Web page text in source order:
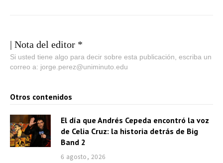
| Nota del editor *
Si usted tiene algo para decir sobre esta publicación, escriba un
correo a: jorge.perez@uniminuto.edu
Otros contenidos
El día que Andrés Cepeda encontró la voz
de Celia Cruz: la historia detrás de Big
Band 2
6 agosto, 2026